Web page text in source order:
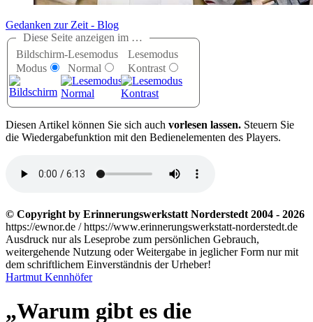
Gedanken zur Zeit - Blog
Diese Seite anzeigen im …
Bildschirm-
Modus
Lesemodus
Normal
Lesemodus
Kontrast
Diesen Artikel können Sie sich auch vorlesen lassen. Steuern Sie
die Wiedergabefunktion mit den Bedienelementen des Players.
© Copyright by Erinnerungswerkstatt Norderstedt 2004 - 2026
https://ewnor.de / https://www.erinnerungswerkstatt-norderstedt.de
Ausdruck nur als Leseprobe zum persönlichen Gebrauch,
weitergehende Nutzung oder Weitergabe in jeglicher Form nur mit
dem schriftlichem Einverständnis der Urheber!
Hartmut Kennhöfer
Warum gibt es die